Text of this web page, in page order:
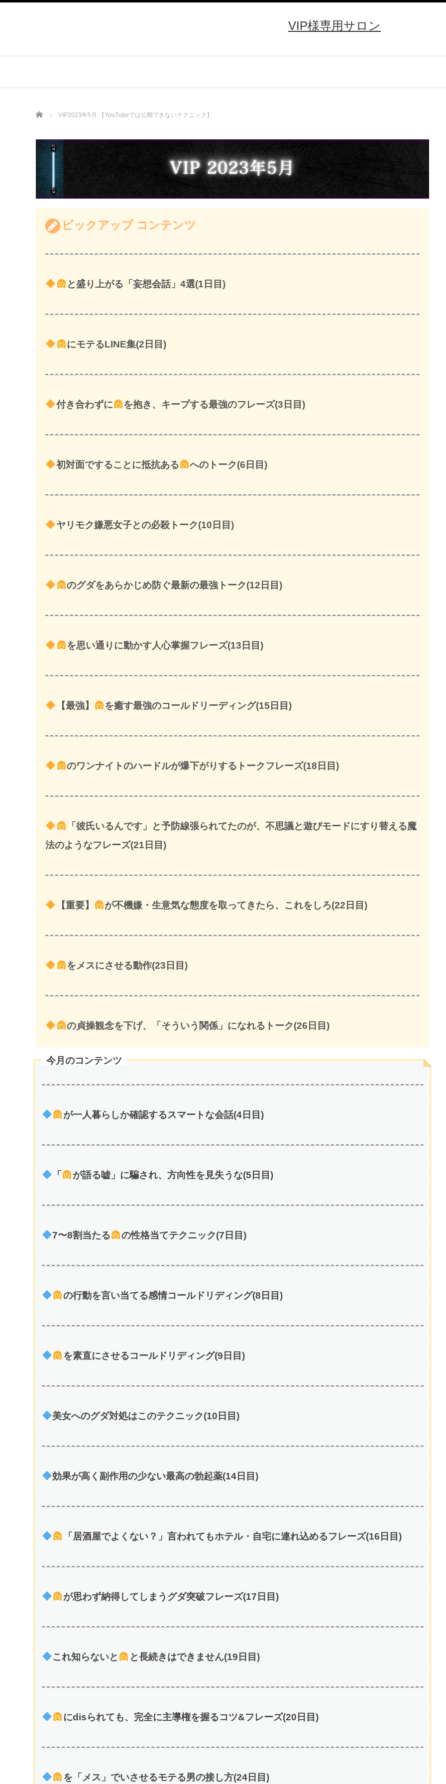
VIP様専用サロン
Home VIP2023年5月 【YouTubeでは公開できないテクニック】
ピックアップ コンテンツ
と盛り上がる「妄想会話」4選(1日目)
にモテるLINE集(2日目)
付き合わずに を抱き、キープする最強のフレーズ(3日目)
初対面ですることに抵抗ある へのトーク(6日目)
ヤリモク嫌悪女子との必殺トーク(10日目)
のグダをあらかじめ防ぐ最新の最強トーク(12日目)
を思い通りに動かす人心掌握フレーズ(13日目)
【最強】 を癒す最強のコールドリーディング(15日目)
のワンナイトのハードルが爆下がりするトークフレーズ(18日目)
「彼氏いるんです」と予防線張られてたのが、不思議と遊びモードにすり替える魔
法のようなフレーズ(21日目)
【重要】 が不機嫌・生意気な態度を取ってきたら、これをしろ(22日目)
をメスにさせる動作(23日目)
の貞操観念を下げ、「そういう関係」になれるトーク(26日目)
今月のコンテンツ
が一人暮らしか確認するスマートな会話(4日目)
「 が語る嘘」に騙され、方向性を見失うな(5日目)
7〜8割当たる の性格当てテクニック(7日目)
の行動を言い当てる感情コールドリディング(8日目)
を素直にさせるコールドリディング(9日目)
美女へのグダ対処はこのテクニック(10日目)
効果が高く副作用の少ない最高の勃起薬(14日目)
「居酒屋でよくない？」言われてもホテル・自宅に連れ込めるフレーズ(16日目)
が思わず納得してしまうグダ突破フレーズ(17日目)
これ知らないと と長続きはできません(19日目)
にdisられても、完全に主導権を握るコツ&フレーズ(20日目)
を「メス」でいさせるモテる男の接し方(24日目)